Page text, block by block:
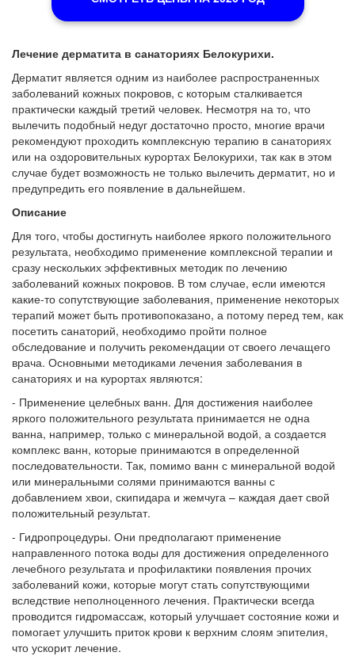
Лечение дерматита в санаториях Белокурихи.
Дерматит является одним из наиболее распространенных
заболеваний кожных покровов, с которым сталкивается
практически каждый третий человек. Несмотря на то, что
вылечить подобный недуг достаточно просто, многие врачи
рекомендуют проходить комплексную терапию в санаториях
или на оздоровительных курортах Белокурихи, так как в этом
случае будет возможность не только вылечить дерматит, но и
предупредить его появление в дальнейшем.
Описание
Для того, чтобы достигнуть наиболее яркого положительного
результата, необходимо применение комплексной терапии и
сразу нескольких эффективных методик по лечению
заболеваний кожных покровов. В том случае, если имеются
какие-то сопутствующие заболевания, применение некоторых
терапий может быть противопоказано, а потому перед тем, как
посетить санаторий, необходимо пройти полное
обследование и получить рекомендации от своего лечащего
врача. Основными методиками лечения заболевания в
санаториях и на курортах являются:
- Применение целебных ванн. Для достижения наиболее
яркого положительного результата принимается не одна
ванна, например, только с минеральной водой, а создается
комплекс ванн, которые принимаются в определенной
последовательности. Так, помимо ванн с минеральной водой
или минеральными солями принимаются ванны с
добавлением хвои, скипидара и жемчуга – каждая дает свой
положительный результат.
- Гидропроцедуры. Они предполагают применение
направленного потока воды для достижения определенного
лечебного результата и профилактики появления прочих
заболеваний кожи, которые могут стать сопутствующими
вследствие неполноценного лечения. Практически всегда
проводится гидромассаж, который улучшает состояние кожи и
помогает улучшить приток крови к верхним слоям эпителия,
что ускорит лечение.